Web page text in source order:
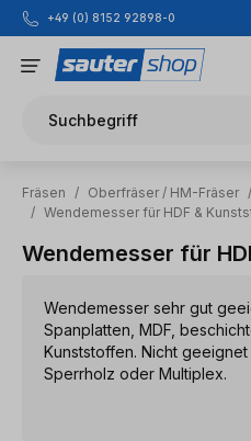
Zum Hauptinhalt springen
+49 (0) 8152 92898-0
Suchbegriff
Fräsen / Oberfräser / HM-Fräser /
/ Wendemesser für HDF &
Wendemesser für
Wendemesser sehr gut
Spanplatten, MDF,
Kunststoffen. Nicht
Sperrholz oder Multiplex.